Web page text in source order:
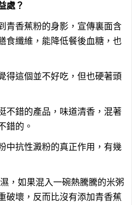
處？
青香蕉粉的身影，宣傳裏面含
食纖維，能降低餐後血糖，也
得這個並不好吃，但也硬著頭
不錯的產品，味道清香，混著
錯的。
中抗性澱粉的真正作用，有幾
，如果混入一碗熱騰騰的米粥
破壞，反而比沒有添加青香蕉